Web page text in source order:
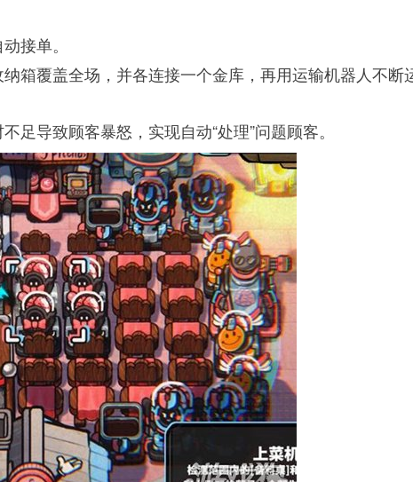
接单。
箱覆盖全场，并各连接一个金库，再用运输机器人不断
足导致顾客暴怒，实现自动“处理”问题顾客。